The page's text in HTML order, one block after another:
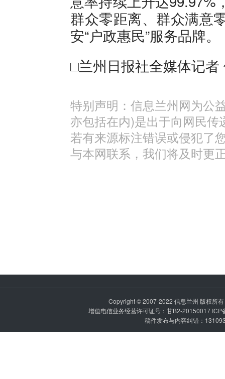
群众零距离、群众满意
安“户政惠民”服务品牌。
□兰州日报社全媒体记
特别声明：信息兰州网为公
亦包括在内)是出于向网民
若有来源标注错误或侵犯了
与本网联系，我们将及时更
Copyright © 2007-2022 信息兰州 版权所
增值电信业务经营许可证号：甘B2-20150017 ICP
稿件发布与内容纠错：